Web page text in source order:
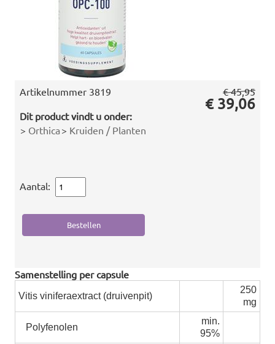
Artikelnummer 3819
Dit product vindt u onder:
> Orthica> Kruiden / Planten
€ 45,95
€ 39,06
Aantal:
Samenstelling per capsule
Vitis viniferaextract (druivenpit)
250
mg
Polyfenolen
min.
95%